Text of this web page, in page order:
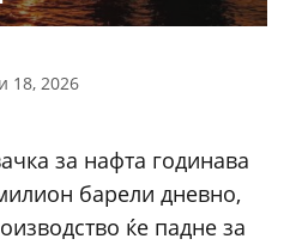
18, 2026
за нафта годинава
барели дневно,
ќе падне за